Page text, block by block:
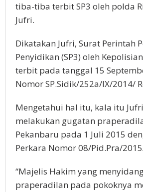
tiba-tiba terbit SP3 oleh polda
Jufri.
Dikatakan Jufri, Surat Perintah
Penyidikan (SP3) oleh
terbit pada tanggal 15
Nomor SP.Sidik/252a/IX/2014/
Mengetahui hal itu, kala itu
melakukan gugatan
Pekanbaru pada 1 Juli 2015
Perkara Nomor 08/Pid.Pra/
“Majelis Hakim yang
praperadilan pada pokoknya